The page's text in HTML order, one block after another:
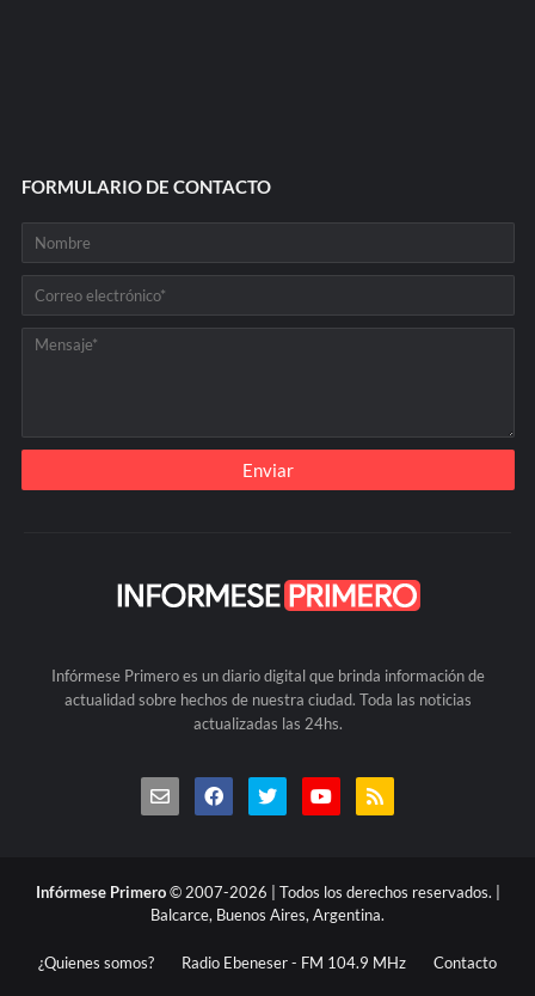
FORMULARIO DE CONTACTO
Infórmese Primero es un diario digital que brinda información de
actualidad sobre hechos de nuestra ciudad. Toda las noticias
actualizadas las 24hs.
Infórmese Primero© 2007-2026 | Todos los derechos reservados. |
Balcarce, Buenos Aires, Argentina.
¿Quienes somos? Radio Ebeneser - FM 104.9 MHz Contacto